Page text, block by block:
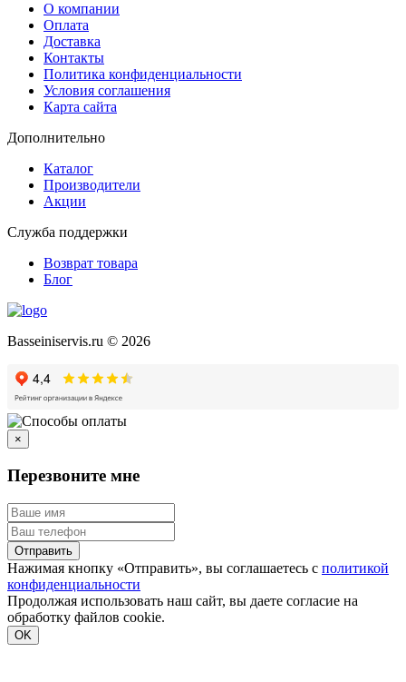
О компании
Оплата
Доставка
Контакты
Политика конфиденциальности
Условия соглашения
Карта сайта
Дополнительно
Каталог
Производители
Акции
Служба поддержки
Возврат товара
Блог
Basseiniservis.ru © 2026
×
Перезвоните мне
Отправить
Нажимая кнопку «Отправить», вы соглашаетесь с политикой
конфиденциальности
Продолжая использовать наш сайт, вы даете согласие на
обработку файлов cookie.
OK